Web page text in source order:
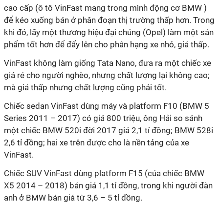
cao cấp (ô tô VinFast mang trong mình động cơ BMW )
để kéo xuống bán ở phân đoạn thị trường thấp hơn. Trong
khi đó, lấy một thương hiệu đại chúng (Opel) làm một sản
phẩm tốt hơn để đẩy lên cho phân hạng xe nhỏ, giá thấp.
VinFast không làm giống Tata Nano, đưa ra một chiếc xe
giá rẻ cho người nghèo, nhưng chất lượng lại không cao;
mà giá thấp nhưng chất lượng cũng phải tốt.
Chiếc sedan VinFast dùng máy và platform F10 (BMW 5
Series 2011 – 2017) có giá 800 triệu, ông Hải so sánh
một chiếc BMW 520i đời 2017 giá 2,1 tỉ đồng; BMW 528i
2,6 tỉ đồng; hai xe trên được cho là nền tảng của xe
VinFast.
Chiếc SUV VinFast dùng platform F15 (của chiếc BMW
X5 2014 – 2018) bán giá 1,1 tỉ đồng, trong khi người đàn
anh ở BMW bán giá từ 3,6 – 5 tỉ đồng.